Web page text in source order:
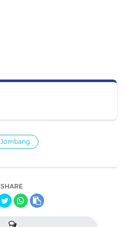
Jombang
SHARE